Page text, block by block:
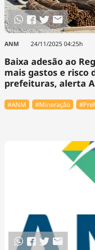
ANM 24/11/2025 04:25h
Baixa adesão ao
mais gastos e risco
prefeituras, alerta
#ANM #Mineração